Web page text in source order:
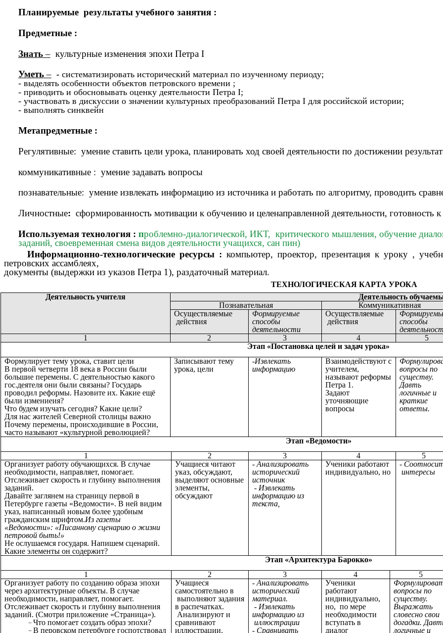
Планируемые результаты учебного занятия :
Предметные :
Знать–культурные изменения эпохи Петра I
Уметь– - систематизировать исторический материал по изученному периоду;
- выделять особенности объектов петровского времени ;
- приводить и обосновывать оценку деятельности Петра I;
- участвовать в дискуссии о значении культурных преобразований Петра I для российской истории;
- выполнять синквейн
Метапредметные :
Регулятивные: умение ставить цели урока, планировать ход своей деятельности по достижении
коммуникативные : умение задавать вопросы
познавательные: умение извлекать информацию из источника и работать по алгоритму, проводить
Личностные: сформированность мотивации к обучению и целенаправленной деятельности, готовность
Используемая технология : проблемно-диалогической, ИКТ, критического мышления, обучение
заданий, своевременная смена видов деятельности учащихся, сан пин)
Информационно-технологические ресурсы :компьютер, проектор, презентация к уроку ,
петровских ассамблеях,
документы (выдержки из указов Петра 1), раздаточный материал.
ТЕХНОЛОГИЧЕСКАЯ КАРТА УРОКА
Деятельность учителя
Деятельность
Познавательная
Коммуникативная
Осуществляемые
действия
Формируемые
способы
деятельности
Осуществляемые
действия
способы
1
2 3 4
5
Этап «Постановка целей и задач урока»
Формулирует тему урока, ставит цели
В первой четверти 18 века в России были
большие перемены. С деятельностью какого
гос.деятеля они были связаны? Государь
проводил реформы. Назовите их. Какие ещё
были измениеия?
Что будем изучать сегодня? Какие цели?
Для нас жителей Северной столицы важно
Почему перемены, происходившие в России,
часто называют «культурной революцией?
Записывают тему
урока, цели
-Извлекать
информацию
Взаимодействуют с
учителем,
называют реформы
Петра 1.
Задают
уточняющие
вопросы
вопросы по
существу.
Давть
логичные и
краткие
ответы.
Этап «Ведомости»
1
2 3 4
5
Организует работу обучающихся. В случае
необходимости, направляет, помогает.
Отслеживает скорость и глубину выполнения
заданий.
Давайте заглянем на страницу первой в
Петербурге газеты «Ведомости». В ней видим
указ, написанный новым более удобным
гражданским шрифтом.Из газеты
«Ведомости»: «Писанному сценарию о жизни
петровой быть!»
Не ослушаемся государя. Напишем сценарий.
Какие элементы он содержит?
Учащиеся читают
указ, обсуждают,
выделяют основные
элементы,
обсуждают
- Анализировать
исторический
источник
- Извлекать
информацию из
текста,
Ученики работают
индивидуально, но
-
интересы
Этап «Архитектура Барокко»
1
2 3 4
5
Организует работу по созданию образа эпохи
через архитектурные объекты. В случае
необходимости, направляет, помогает.
Отслеживает скорость и глубину выполнения
заданий. (Смотри приложение «Страница»).
Что помогает создать образ эпохи?
В перовском петербурге госпотствовал
Учащиеся
самостоятельно в
выполняют задания
в распечатках.
Анализируют и
сравнивают
иллюстрации.
- Анализировать
исторический
материал.
- Извлекать
информацию из
иллюстрации
- Сравнивать
Ученики
работают
индивидуально,
но, по мере
необходимости
вступать в
диалог
вопросы по
существу.
Выражать
словесно свои
догадки.
логичные и